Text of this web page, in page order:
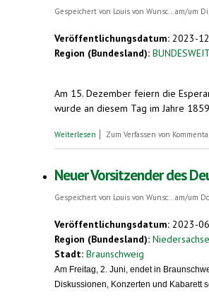
Gespeichert von Louis von Wunsc...am/um
Veröffentlichungsdatum: 2023-
Region (Bundesland): BUNDESWEIT
Am 15. Dezember feiern die
wurde an diesem Tag im Jahre
Weiterlesen über Zum Esperanto-Tag, 15.
Zum Verfassen von
Neuer Vorsitzender des
Gespeichert von Louis von Wunsc...am/um
Veröffentlichungsdatum: 2023-
Region (Bundesland):
Stadt: Braunschweig
Am Freitag, 2. Juni, endet in
Diskussionen, Konzerten und Kabarett